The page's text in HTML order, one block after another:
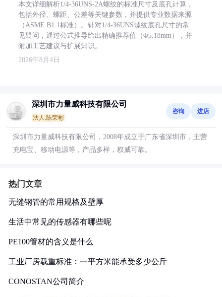
本文详细解析1/4-36UNS-2A螺纹的标准尺寸及底孔计算，
包括外径、螺距、公差等关键参数，并提供专业数据来源
（ASME B1.1标准）。针对1/4-36UNS螺纹底孔尺寸的常
见疑问，通过公式推导给出精确推荐值（Φ5.18mm），并
附加工艺建议与扩展知识。
2026年8月4日
深圳市力量威科技有限公司
法人:陈荣彬
咨询 进店
深圳市力量威科技有限公司，2008年成立于广东省深圳市，主营
充电宝、移动电源等，产品多样，权威可靠。
热门文章
无缝钢管的常用规格及壁厚
生活中常见的传感器有哪些呢
PE100管材的含义是什么
工业厂房载重标准：一平方米能承受多少公斤
CONOSTAN公司简介